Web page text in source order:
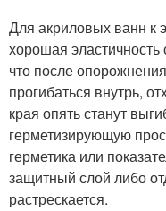
Для акриловых ванн к
хорошая
что после
прогибаться внутрь,
края опять станут
герметизирующую
герметика или
защитный слой либо
растрескается.